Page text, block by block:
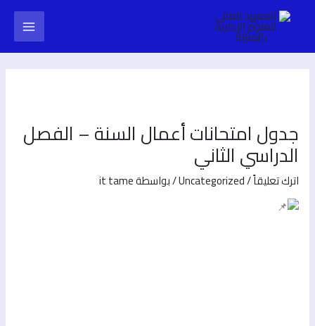
Main
Menu
جدول امتحانات أعمال السنة – الفصل
الدراسي الثاني
اترك تعليقاً/
Uncategorized/ بواسطةit tame
Post
navigation